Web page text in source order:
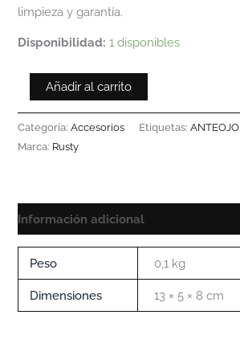
limpieza y garantía.
Disponibilidad: 1 disponibles
Añadir al carrito
Categoría:Accesorios Etiquetas:
Marca: Rusty
Información adicional
Peso 0,1 kg
Dimensiones 13 × 5 × 8 cm